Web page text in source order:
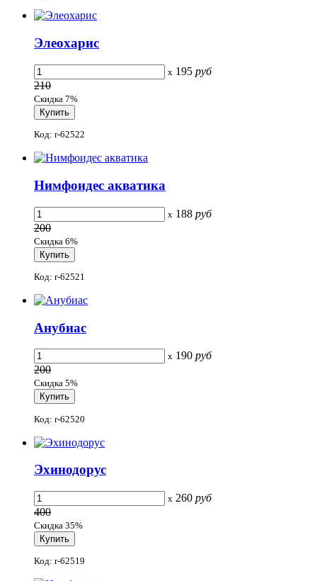
Элеохарис
x 195 руб
210
Скидка 7%
Код: r-62522
Нимфоидес акватика
x 188 руб
200
Скидка 6%
Код: r-62521
Анубиас
x 190 руб
200
Скидка 5%
Код: r-62520
Эхинодорус
x 260 руб
400
Скидка 35%
Код: r-62519